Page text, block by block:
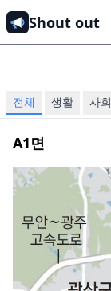
Shout out
전체 생활 사회
A1면